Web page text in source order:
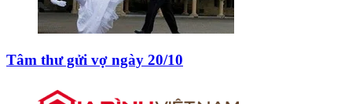
Tâm thư gửi vợ ngày 20/10